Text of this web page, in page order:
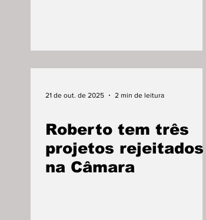
21 de out. de 2025 2 min de leitura
Roberto tem três
projetos rejeitados
na Câmara